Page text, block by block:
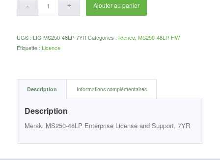
Ajouter au panier
UGS : LIC-MS250-48LP-7YR Catégories : licence, MS250-48LP-HW
Étiquette : Licence
Description Informations complémentaires
Description
Meraki MS250-48LP Enterprise License and Support, 7YR